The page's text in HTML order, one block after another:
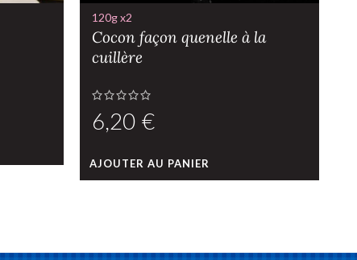
120g x2
Cocon façon quenelle à la
cuillère
€
AJOUTER AU PANIER